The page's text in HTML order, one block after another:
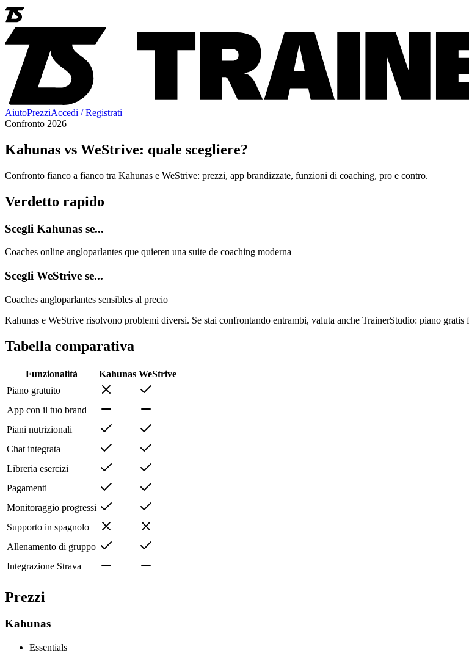
AiutoPrezziAccedi / Registrati
Confronto 2026
Kahunas vs WeStrive: quale scegliere?
Confronto fianco a fianco tra Kahunas e WeStrive: prezzi, app brandizzate, funzioni di coaching, pro e contro.
Verdetto rapido
Scegli Kahunas se...
Coaches online angloparlantes que quieren una suite de coaching moderna
Scegli WeStrive se...
Coaches angloparlantes sensibles al precio
Kahunas e WeStrive risolvono problemi diversi. Se stai confrontando entrambi, valuta anche TrainerStudio: piano
Tabella comparativa
Funzionalità Kahunas WeStrive
Piano gratuito
App con il tuo brand
Piani nutrizionali
Chat integrata
Libreria esercizi
Pagamenti
Monitoraggio progressi
Supporto in spagnolo
Allenamento di gruppo
Integrazione Strava
Prezzi
Kahunas
Essentials